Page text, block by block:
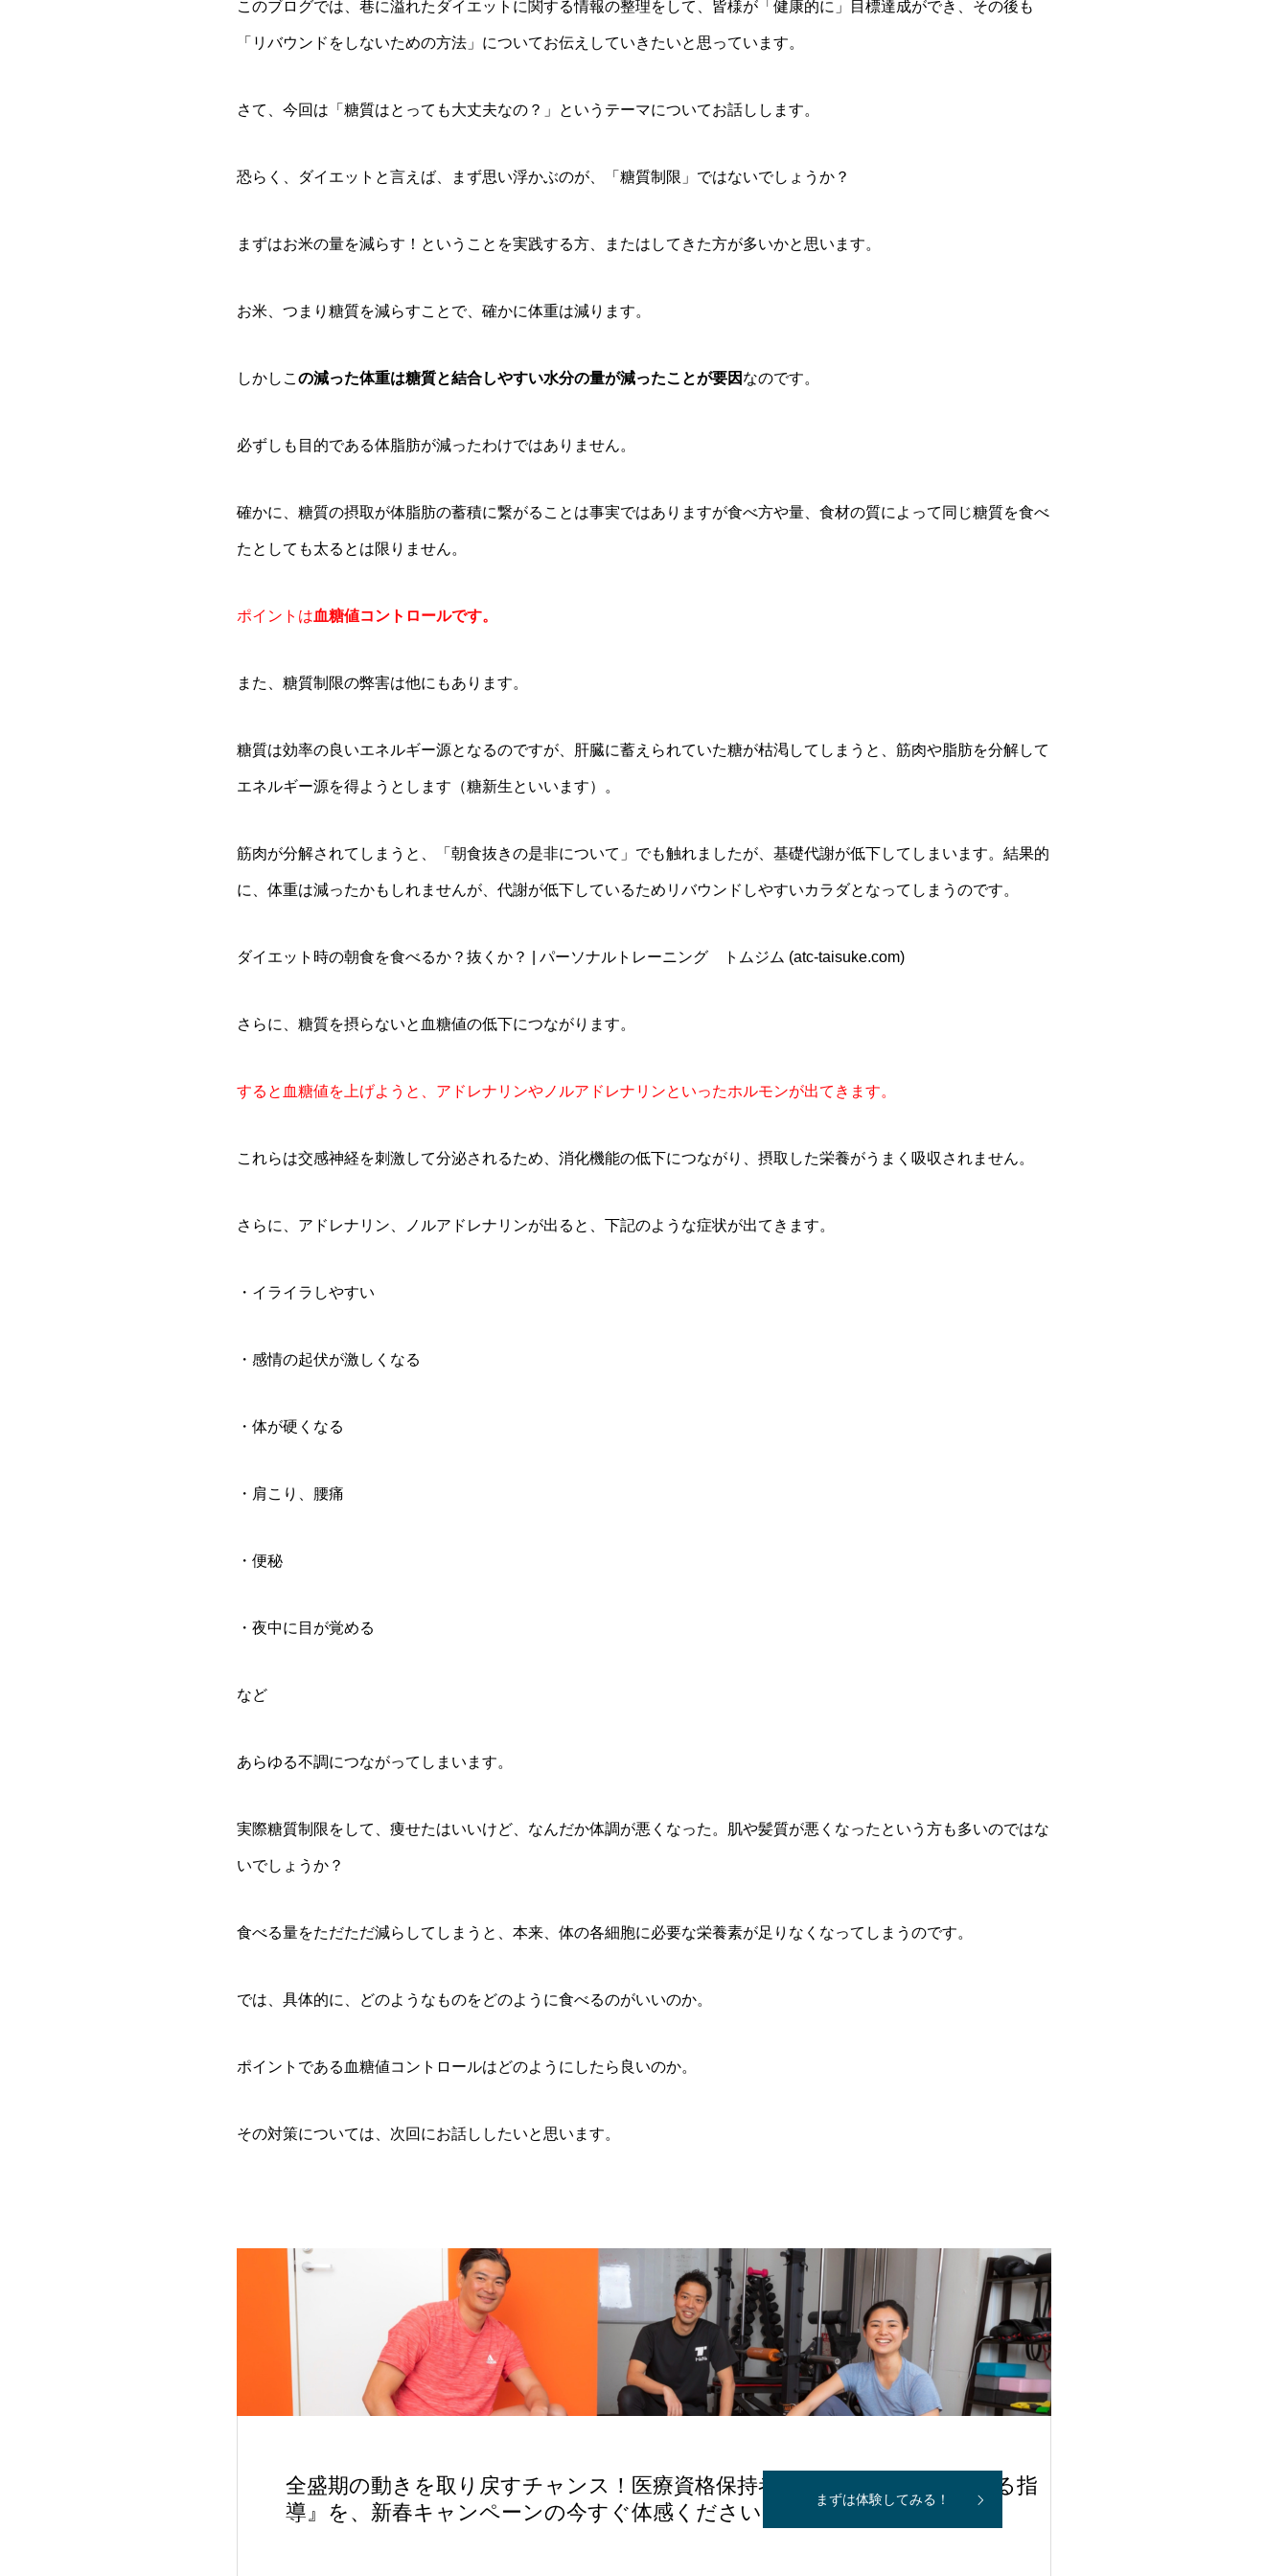
このブログでは、巷に溢れたダイエットに関する情報の整理をして、皆様が「健康的に」目標達成ができ、その後も
「リバウンドをしないための方法」についてお伝えしていきたいと思っています。
さて、今回は「糖質はとっても大丈夫なの？」というテーマについてお話しします。
恐らく、ダイエットと言えば、まず思い浮かぶのが、「糖質制限」ではないでしょうか？
まずはお米の量を減らす！ということを実践する方、またはしてきた方が多いかと思います。
お米、つまり糖質を減らすことで、確かに体重は減ります。
しかしこ の減った体重は糖質と結合しやすい水分の量が減ったことが要因 なのです。
必ずしも目的である体脂肪が減ったわけではありません。
確かに、糖質の摂取が体脂肪の蓄積に繋がることは事実ではありますが食べ方や量、食材の質によって同じ糖質を食べ
たとしても太るとは限りません。
ポイントは血糖値コントロールです。
また、糖質制限の弊害は他にもあります。
糖質は効率の良いエネルギー源となるのですが、肝臓に蓄えられていた糖が枯渇してしまうと、筋肉や脂肪を分解して
エネルギー源を得ようとします（糖新生といいます）。
筋肉が分解されてしまうと、「朝食抜きの是非について」でも触れましたが、基礎代謝が低下してしまいます。結果的
に、体重は減ったかもしれませんが、代謝が低下しているためリバウンドしやすいカラダとなってしまうのです。
ダイエット時の朝食を食べるか？抜くか？ | パーソナルトレーニング トムジム (atc-taisuke.com)
さらに、糖質を摂らないと血糖値の低下につながります。
すると血糖値を上げようと、アドレナリンやノルアドレナリンといったホルモンが出てきます。
これらは交感神経を刺激して分泌されるため、消化機能の低下につながり、摂取した栄養がうまく吸収されません。
さらに、アドレナリン、ノルアドレナリンが出ると、下記のような症状が出てきます。
・イライラしやすい
・感情の起伏が激しくなる
・体が硬くなる
・肩こり、腰痛
・便秘
・夜中に目が覚める
など
あらゆる不調につながってしまいます。
実際糖質制限をして、痩せたはいいけど、なんだか体調が悪くなった。肌や髪質が悪くなったという方も多いのではな
いでしょうか？
食べる量をただただ減らしてしまうと、本来、体の各細胞に必要な栄養素が足りなくなってしまうのです。
では、具体的に、どのようなものをどのように食べるのがいいのか。
ポイントである血糖値コントロールはどのようにしたら良いのか。
その対策については、次回にお話ししたいと思います。
全盛期の動きを取り戻すチャンス！医療資格保持者が寄り添う『10年若返る指
導』を、新春キャンペーンの今すぐ体感ください。
まずは体験してみる！